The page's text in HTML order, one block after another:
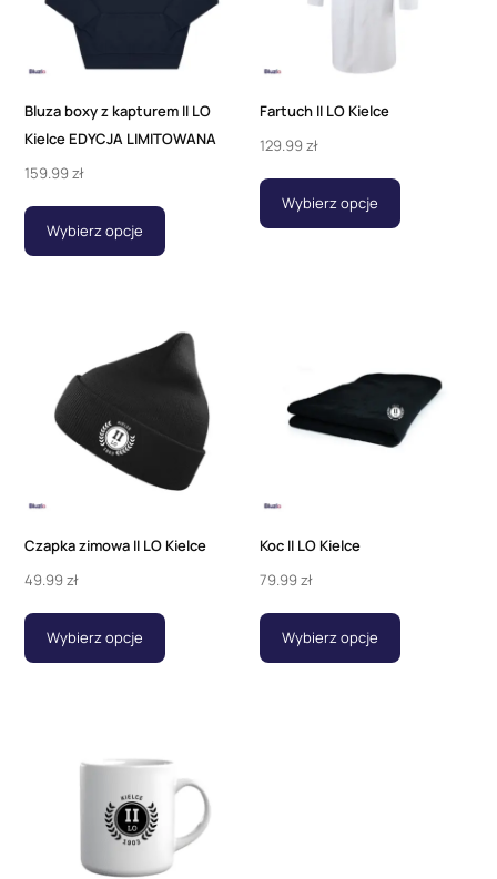
Bluza boxy z kapturem II LO
Kielce EDYCJA LIMITOWANA
159.99zł
Wybierz opcje
Fartuch II LO Kielce
129.99 zł
Wybierz opcje
Czapka zimowa II LO Kielce
49.99zł
Wybierz opcje
Koc II LO Kielce
79.99 zł
Wybierz opcje